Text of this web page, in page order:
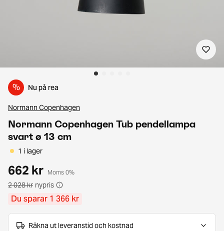
% Nu på rea
Normann Copenhagen
Normann Copenhagen Tub pendellampa
svart ø 13 cm
1 i lager
662 kr Moms 0%
2 028 kr nypris
Du sparar 1 366 kr
Räkna ut leveranstid och kostnad